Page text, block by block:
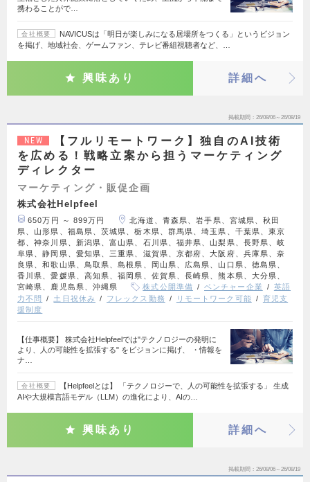
携わることがで…
会社概要
NAVICUSは「明日が楽しみになる居場所をつくる」というビジョン
を掲げ、地域社会、ゲームファン、テレビ番組視聴者など、…
興味あり 詳細へ
掲載期間 26/08/06～26/08/19
NEW
【フルリモートワーク】独自のAI技術
を広める！戦略立案から担うマーケティング
ディレクター
マーケティング・販促企画
株式会社Helpfeel
650万円 ～ 899万円
北海道、青森県、岩手県、宮城県、秋田
県、山形県、福島県、茨城県、栃木県、群馬県、埼玉県、千葉県、東京
都、神奈川県、新潟県、富山県、石川県、福井県、山梨県、長野県、岐
阜県、静岡県、愛知県、三重県、滋賀県、京都府、大阪府、兵庫県、奈
良県、和歌山県、鳥取県、島根県、岡山県、広島県、山口県、徳島県、
香川県、愛媛県、高知県、福岡県、佐賀県、長崎県、熊本県、大分県、
宮崎県、鹿児島県、沖縄県
株式公開準備 ベンチャー企業
英語
力不問
土日祝休み フレックス勤務 リモートワーク可能
育児支
援制度
【仕事概要】 株式会社Helpfeelでは"テクノロジーの発明に
より、人の可能性を拡張する" をビジョンに掲げ、 ・情報を
ナ…
会社概要
【Helpfeelとは】 「テクノロジーで、人の可能性を拡張する」 生成
AIや大規模言語モデル（LLM）の進化により、AIの…
興味あり 詳細へ
掲載期間 26/08/06～26/08/19